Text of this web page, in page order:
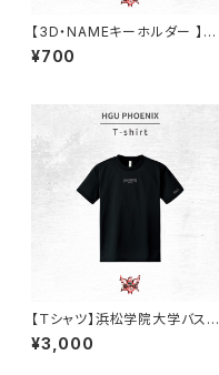
【3D・NAMEキーホルダー 】浜
松学院大学バスケ部
¥700
【Ｔシャツ】浜松学院大学バスケ
部/（ブラック/ドライ）
¥3,000